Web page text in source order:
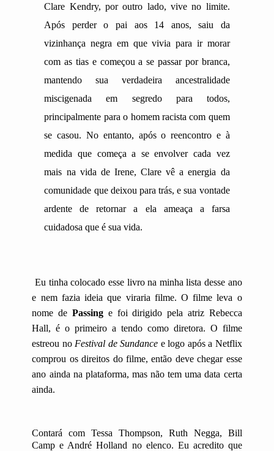
Clare Kendry, por outro lado, vive no limite.
Após perder o pai aos 14 anos, saiu da
vizinhança negra em que vivia para ir morar
com as tias e começou a se passar por branca,
mantendo sua verdadeira ancestralidade
miscigenada em segredo para todos,
principalmente para o homem racista com quem
se casou. No entanto, após o reencontro e à
medida que começa a se envolver cada vez
mais na vida de Irene, Clare vê a energia da
comunidade que deixou para trás, e sua vontade
ardente de retornar a ela ameaça a farsa
cuidadosa que é sua vida.
Eu tinha colocado esse livro na minha lista desse ano
e nem fazia ideia que viraria filme. O filme leva o
nome de Passinge foi dirigido pela atriz Rebecca
Hall, é o primeiro a tendo como diretora. O filme
estreou no Festival de Sundance e logo após a Netflix
comprou os direitos do filme, então deve chegar esse
ano ainda na plataforma, mas não tem uma data certa
ainda.
Contará com Tessa Thompson, Ruth Negga, Bill
Camp e André Holland no elenco. Eu acredito que